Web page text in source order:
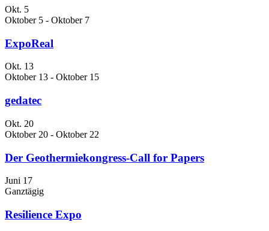
Okt. 5
Oktober 5 - Oktober 7
ExpoReal
Okt. 13
Oktober 13 - Oktober 15
gedatec
Okt. 20
Oktober 20 - Oktober 22
Der Geothermiekongress-Call for Papers
Juni 17
Ganztägig
Resilience Expo